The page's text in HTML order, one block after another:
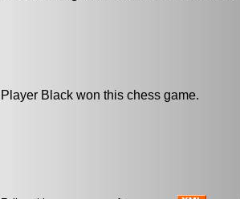
Player Black won this chess game.